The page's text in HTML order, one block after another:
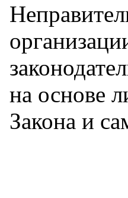
на основе
Закона и